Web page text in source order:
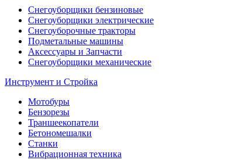
Снегоуборщики бензиновые
Снегоуборщики электрические
Снегоуборочные тракторы
Подметальные машины
Аксессуары и Запчасти
Снегоуборщики механические
Инструмент и Стройка
Мотобуры
Бензорезы
Траншеекопатели
Бетономешалки
Станки
Вибрационная техника